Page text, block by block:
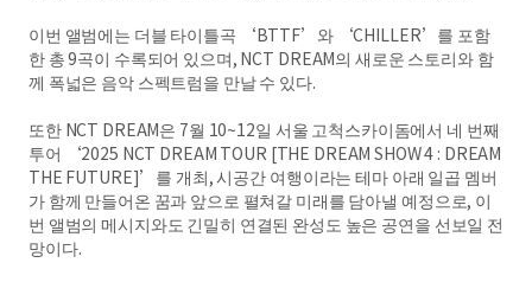
이번 앨범에는 더블 타이틀곡 ‘BTTF’와 ‘CHILLER’를 포함
한 총 9곡이 수록되어 있으며, NCT DREAM의 새로운 스토리와 함
께 폭넓은 음악 스펙트럼을 만날 수 있다.
또한 NCT DREAM은 7월 10~12일 서울 고척스카이돔에서 네 번째
투어 ‘2025 NCT DREAM TOUR [THE DREAM SHOW 4 : DREAM
THE FUTURE]’를 개최, 시공간 여행이라는 테마 아래 일곱 멤버
가 함께 만들어온 꿈과 앞으로 펼쳐갈 미래를 담아낼 예정으로, 이
번 앨범의 메시지와도 긴밀히 연결된 완성도 높은 공연을 선보일 전
망이다.